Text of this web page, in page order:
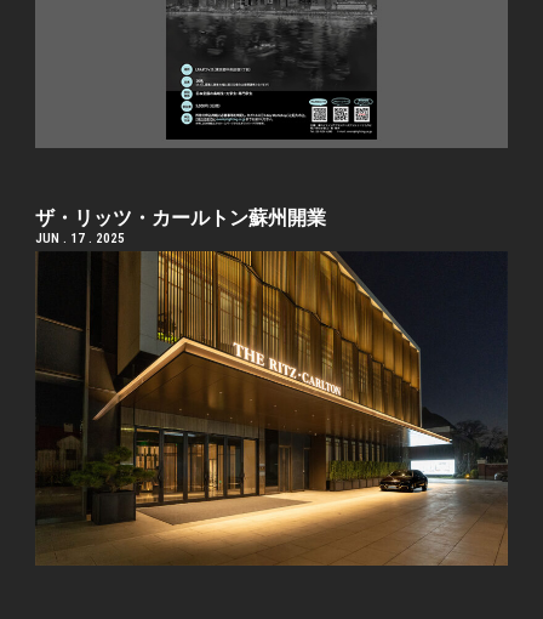
ザ・リッツ・カールトン蘇州開業
JUN . 17 . 2025